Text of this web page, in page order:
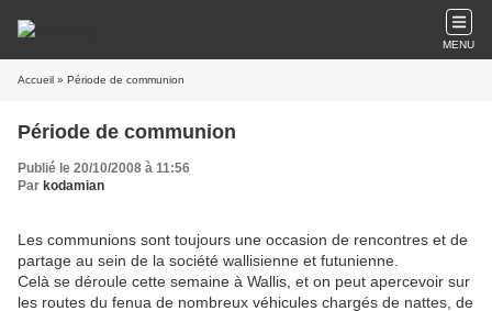
MENU
Accueil » Période de communion
Période de communion
Publié le 20/10/2008 à 11:56
Par kodamian
Les communions sont toujours une occasion de rencontres et de
partage au sein de la société wallisienne et futunienne.
Celà se déroule cette semaine à Wallis, et on peut apercevoir sur
les routes du fenua de nombreux véhicules chargés de nattes, de